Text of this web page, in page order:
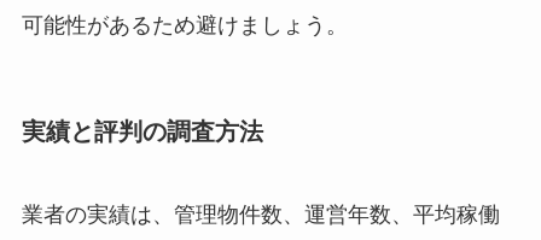
可能性があるため避けましょう。
実績と評判の調査方法
業者の実績は、管理物件数、運営年数、平均稼働